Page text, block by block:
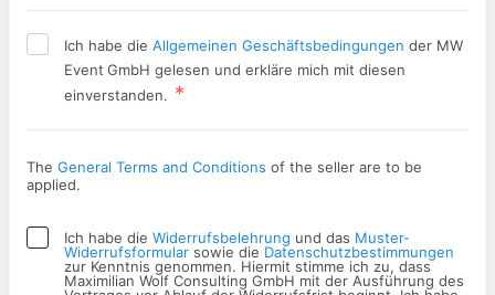
Ich habe die Allgemeinen Geschäftsbedingungen der MW
Event GmbH gelesen und erkläre mich mit diesen
einverstanden.
The General Terms and Conditions of the seller are to be
applied.
Ich habe die Widerrufsbelehrung und das Muster-
Widerrufsformular sowie die Datenschutzbestimmungen
zur Kenntnis genommen. Hiermit stimme ich zu, dass
Maximilian Wolf Consulting GmbH mit der Ausführung des